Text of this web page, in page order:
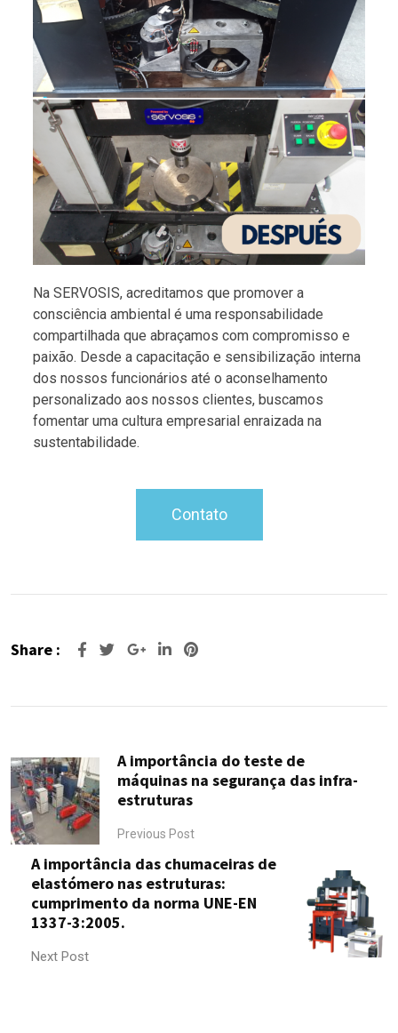
Na SERVOSIS, acreditamos que promover a
consciência ambiental é uma responsabilidade
compartilhada que abraçamos com compromisso e
paixão. Desde a capacitação e sensibilização interna
dos nossos funcionários até o aconselhamento
personalizado aos nossos clientes, buscamos
fomentar uma cultura empresarial enraizada na
sustentabilidade.
Contato
Share :
A importância do teste de
máquinas na segurança das infra-
estruturas
Previous Post
A importância das chumaceiras de
elastómero nas estruturas:
cumprimento da norma UNE-EN
1337-3:2005.
Next Post